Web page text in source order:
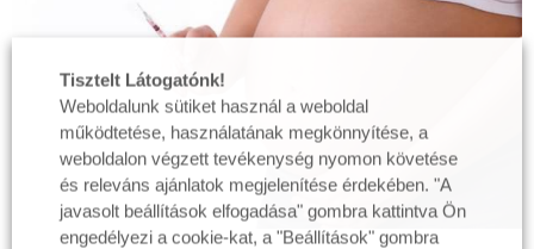
Tisztelt Látogatónk!
Weboldalunk sütiket használ a weboldal
működtetése, használatának megkönnyítése, a
weboldalon végzett tevékenység nyomon követése
és releváns ajánlatok megjelenítése érdekében. "A
javasolt beállítások elfogadása" gombra kattintva Ön
engedélyezi a cookie-kat, a "Beállítások" gombra